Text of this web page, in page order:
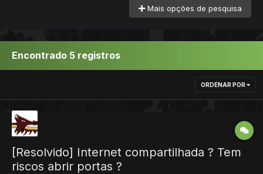
Mais opções de pesquisa
Encontrado 5 registros
ORDENAR POR
[Resolvido] Internet compartilhada ? Tem
riscos abrir portas ?